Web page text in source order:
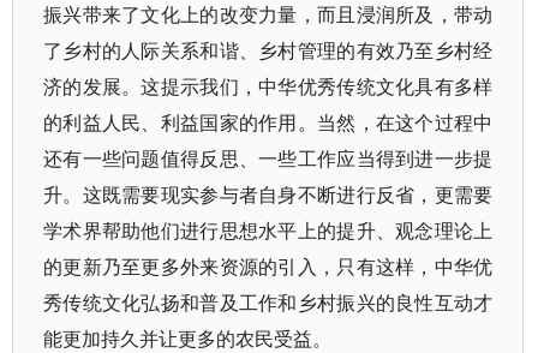
振兴带来了文化上的改变力量，而且浸润所及，带动
了乡村的人际关系和谐、乡村管理的有效乃至乡村经
济的发展。这提示我们，中华优秀传统文化具有多样
的利益人民、利益国家的作用。当然，在这个过程中
还有一些问题值得反思、一些工作应当得到进一步提
升。这既需要现实参与者自身不断进行反省，更需要
学术界帮助他们进行思想水平上的提升、观念理论上
的更新乃至更多外来资源的引入，只有这样，中华优
秀传统文化弘扬和普及工作和乡村振兴的良性互动才
能更加持久并让更多的农民受益。